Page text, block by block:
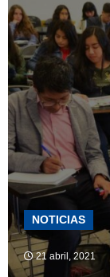
NOTICIAS
21 abril, 2021